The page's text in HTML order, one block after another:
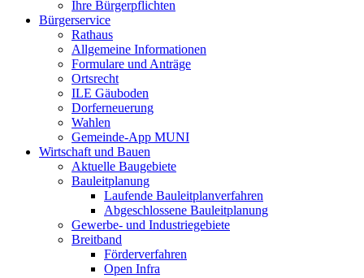
Ihre Bürgerpflichten
Bürgerservice
Rathaus
Allgemeine Informationen
Formulare und Anträge
Ortsrecht
ILE Gäuboden
Dorferneuerung
Wahlen
Gemeinde-App MUNI
Wirtschaft und Bauen
Aktuelle Baugebiete
Bauleitplanung
Laufende Bauleitplanverfahren
Abgeschlossene Bauleitplanung
Gewerbe- und Industriegebiete
Breitband
Förderverfahren
Open Infra